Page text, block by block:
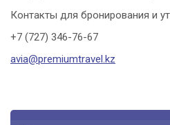
Контакты для бронирования и
+7 (727) 346-76-67
avia@premiumtravel.kz